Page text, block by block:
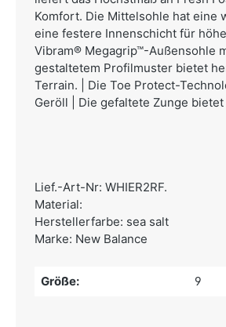
Komfort. Die Mittelsohle hat eine
eine festere Innenschicht für
Vibram® Megagrip™-Außensohle
gestaltetem Profilmuster bietet
Terrain. | Die Toe Protect-
Geröll | Die gefaltete Zunge
Lief.-Art-Nr: WHIER2RF.
Material:
Herstellerfarbe: sea salt
Marke: New Balance
Größe: 9